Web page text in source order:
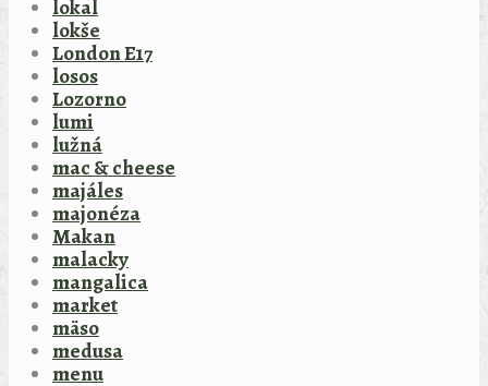
lokal
lokše
London E17
losos
Lozorno
lumi
lužná
mac & cheese
majáles
majonéza
Makan
malacky
mangalica
market
mäso
medusa
menu